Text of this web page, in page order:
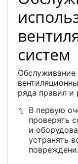
систем
Обслуживание
ряда правил и
В первую
проверять
и
устранять